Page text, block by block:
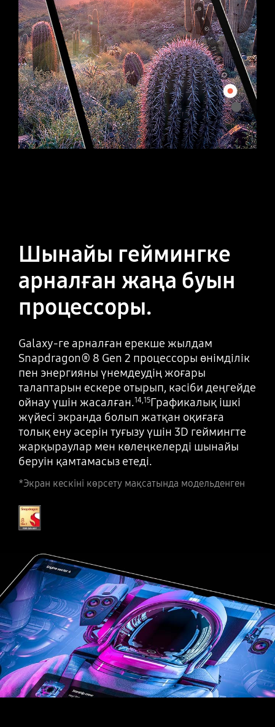
Шынайы геймингке
арналған жаңа буын
процессоры.
Galaxy-ге арналған ерекше жылдам
Snapdragon® 8 Gen 2 процессоры өнімділік
пен энергияны үнемдеудің жоғары
талаптарын ескере отырып, кәсіби деңгейде
ойнау үшін жасалған.14,15Графикалық ішкі
жүйесі экранда болып жатқан оқиғаға
толық ену әсерін туғызу үшін 3D геймингте
жарқыраулар мен көлеңкелерді шынайы
беруін қамтамасыз етеді.
*Экран кескіні көрсету мақсатында модельденген